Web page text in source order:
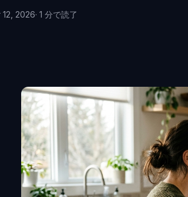
12, 2026· 1 分で読了